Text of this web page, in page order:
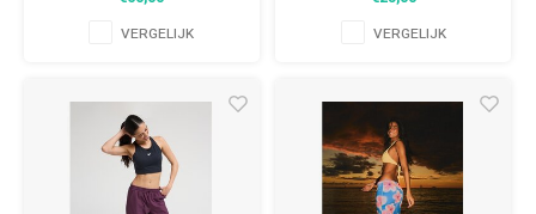
VERGELIJK VERGELIJK